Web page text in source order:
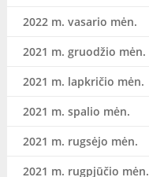
2022 m. vasario mėn.
2021 m. gruodžio mėn.
2021 m. lapkričio mėn.
2021 m. spalio mėn.
2021 m. rugsėjo mėn.
2021 m. rugpjūčio mėn.